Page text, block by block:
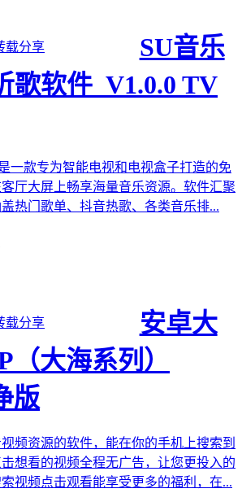
载分享
SU音乐
歌软件_V1.0.0 TV
一款专为智能电视和电视盒子打造的免
厅大屏上畅享海量音乐资源。软件汇聚
热门歌单、抖音热歌、各类音乐排...
载分享
安卓大
大海系列）
版
频资源的软件，能在你的手机上搜索到
想看的视频全程无广告，让您更投入的
视频点击观看能享受更多的福利，在...